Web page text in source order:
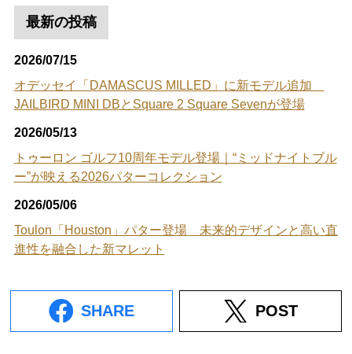
最新の投稿
2026/07/15
オデッセイ「DAMASCUS MILLED」に新モデル追加
JAILBIRD MINI DBとSquare 2 Square Sevenが登場
2026/05/13
トゥーロン ゴルフ10周年モデル登場｜“ミッドナイトブル
ー”が映える2026パターコレクション
2026/05/06
Toulon「Houston」パター登場 未来的デザインと高い直
進性を融合した新マレット
SHARE POST